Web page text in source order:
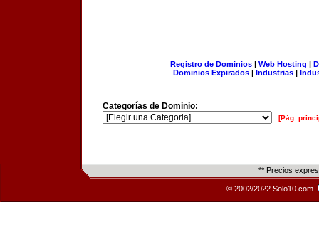
Registro de Dominios| Web Hosting |
Dominios Expirados | Industrias |
Categorías de Dominio:
[Pág.
** Precios
© 2002/2022 Solo10.com